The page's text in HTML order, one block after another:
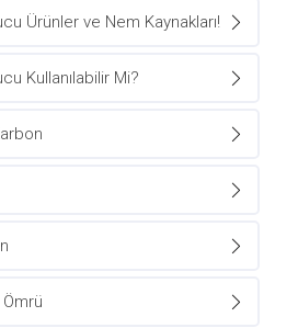
Ürünler ve Nem Kaynakları!
Kullanılabilir Mi?